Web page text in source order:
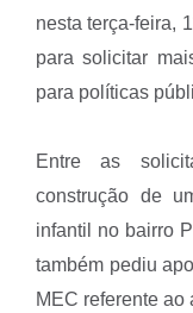
nesta terça-feira,
para solicitar
para políticas
Entre as
construção de
infantil no bairro
também pediu
MEC referente